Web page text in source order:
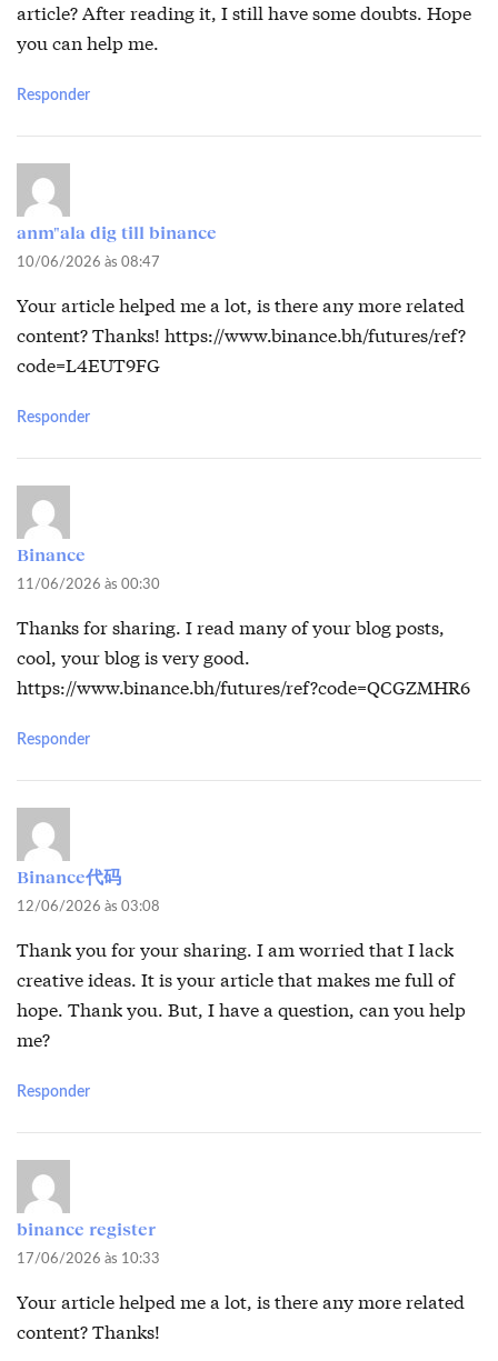
article? After reading it, I still have some doubts. Hope
you can help me.
Responder
anm"ala dig till binance
10/06/2026 às 08:47
Your article helped me a lot, is there any more related
content? Thanks! https://www.binance.bh/futures/ref?
code=L4EUT9FG
Responder
Binance
11/06/2026 às 00:30
Thanks for sharing. I read many of your blog posts,
cool, your blog is very good.
https://www.binance.bh/futures/ref?code=QCGZMHR6
Responder
Binance代码
12/06/2026 às 03:08
Thank you for your sharing. I am worried that I lack
creative ideas. It is your article that makes me full of
hope. Thank you. But, I have a question, can you help
me?
Responder
binance register
17/06/2026 às 10:33
Your article helped me a lot, is there any more related
content? Thanks!